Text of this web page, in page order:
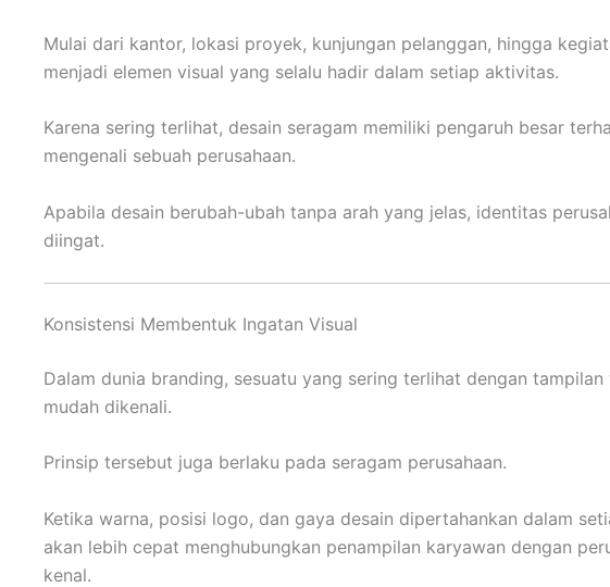
Mulai dari kantor, lokasi proyek, kunjungan pelanggan, hingga
menjadi elemen visual yang selalu hadir dalam setiap aktivitas.
Karena sering terlihat, desain seragam memiliki pengaruh besar
mengenali sebuah perusahaan.
Apabila desain berubah-ubah tanpa arah yang jelas, identitas
diingat.
Konsistensi Membentuk Ingatan Visual
Dalam dunia branding, sesuatu yang sering terlihat dengan
mudah dikenali.
Prinsip tersebut juga berlaku pada seragam perusahaan.
Ketika warna, posisi logo, dan gaya desain dipertahankan dalam
akan lebih cepat menghubungkan penampilan karyawan dengan
kenal.